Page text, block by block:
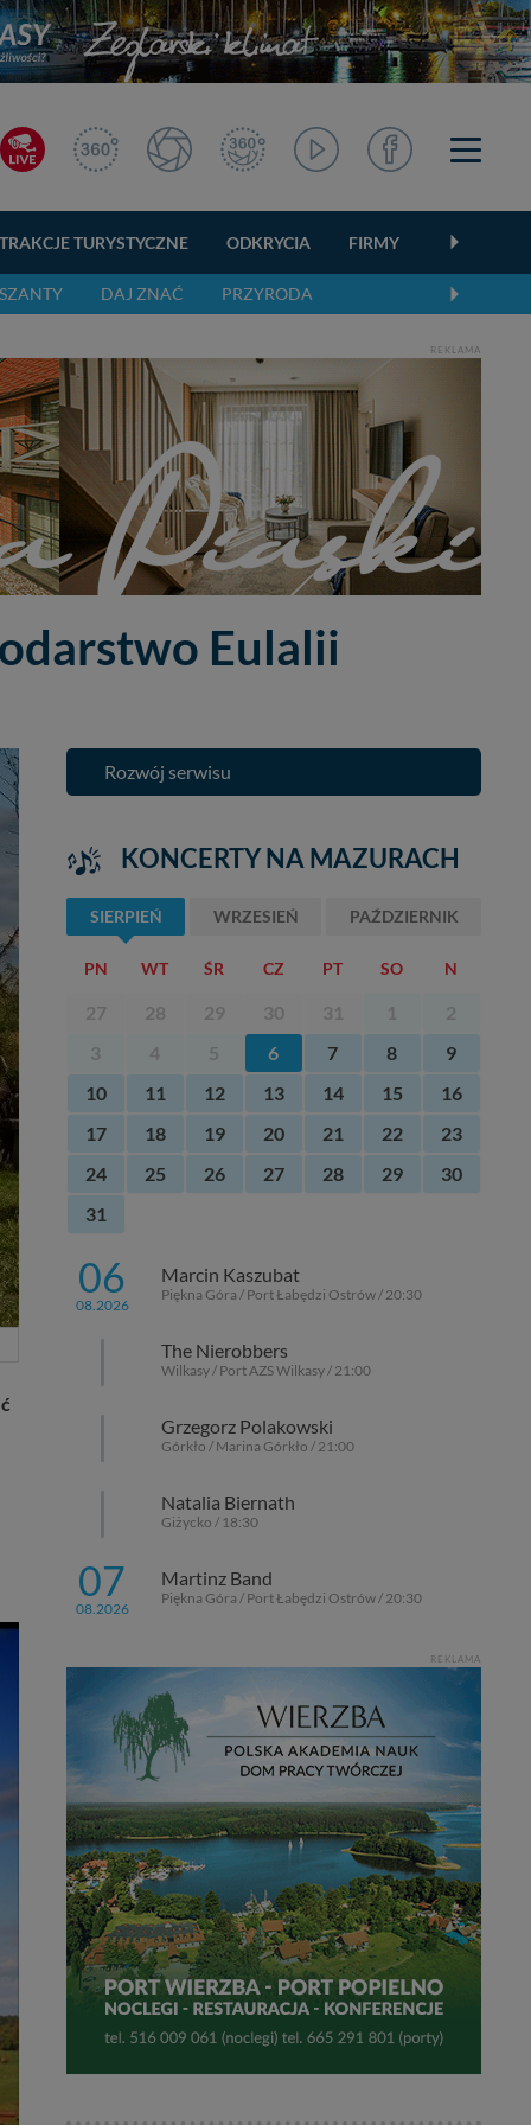
TURYSTYCZNE ODKRYCIA FIRMY
SZANTY DAJ ZNAĆ PRZYRODA
REKLAMA
Eulalii
Rozwój serwisu
KONCERTY NA MAZURACH
SIERPIEŃ WRZESIEŃ PAŹDZIERNIK
PN WT ŚR CZ PT SO N
27 28 29 30 31 1
2
3
4 5 6 7 8
9
10
11 12 13 14 15
16
17
18 19 20 21 22
23
24
25 26 27 28 29
30
31
06
08.2026
Marcin Kaszubat
Piękna Góra / Port Łabędzi Ostrów / 20:30
The Nierobbers
Wilkasy / Port AZS Wilkasy / 21:00
Grzegorz Polakowski
Górkło / Marina Górkło / 21:00
Natalia Biernath
Giżycko / 18:30
07
08.2026
Martinz Band
Piękna Góra / Port Łabędzi Ostrów / 20:30
REKLAMA